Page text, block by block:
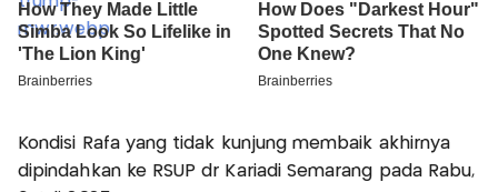
Kondisi Rafa yang tidak kunjung membaik akhirnya
dipindahkan ke RSUP dr Kariadi Semarang pada Rabu,